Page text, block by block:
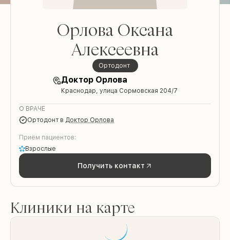
Орлова Оксана
Алексеевна
ортодонт
Доктор Орлова
Краснодар, улица Сормовская 204/7
О ВРАЧЕ
ортодонт в Доктор Орлова
Приём пациентов:
Взрослые
Получить контакт
Клиники на карте